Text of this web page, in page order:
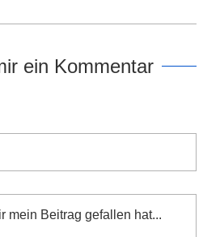
ein Kommentar